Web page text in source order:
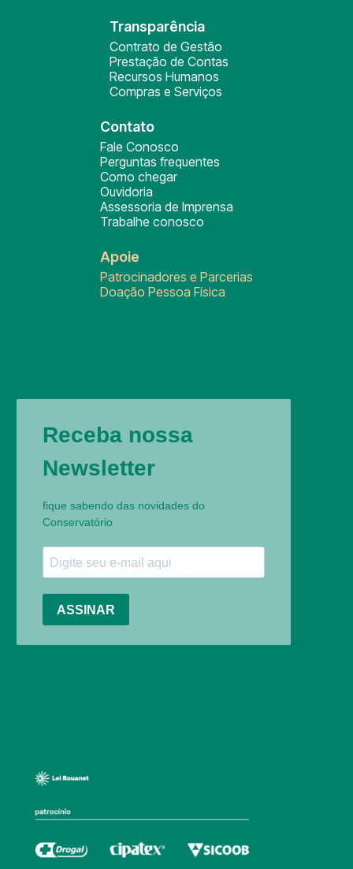
Transparência
Contrato de Gestão
Prestação de Contas
Recursos Humanos
Compras e Serviços
Contato
Fale Conosco
Perguntas frequentes
Como chegar
Ouvidoria
Assessoria de Imprensa
Trabalhe conosco
Apoie
Patrocinadores e Parcerias
Doação Pessoa Física